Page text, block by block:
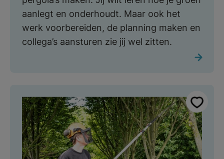
aanlegt en onderhoudt. Maar ook het
werk voorbereiden, de planning maken en
collega’s aansturen zie jij wel zitten.